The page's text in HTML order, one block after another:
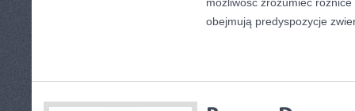
obejmują predyspozycje